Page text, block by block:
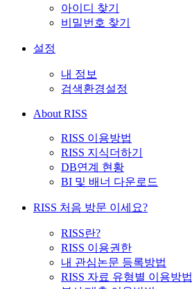
아이디 찾기
비밀번호 찾기
설정
내 정보
검색환경설정
About RISS
RISS 이용방법
RISS 지식더하기
DB연계 현황
BI 및 배너 다운로드
RISS 처음 방문 이세요?
RISS란?
RISS 이용권한
내 관심논문 등록방법
RISS 자료 유형별 이용방법